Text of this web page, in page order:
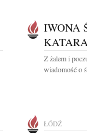
IWONA
Z żalem i
wiadomość o
ŁÓDŹ